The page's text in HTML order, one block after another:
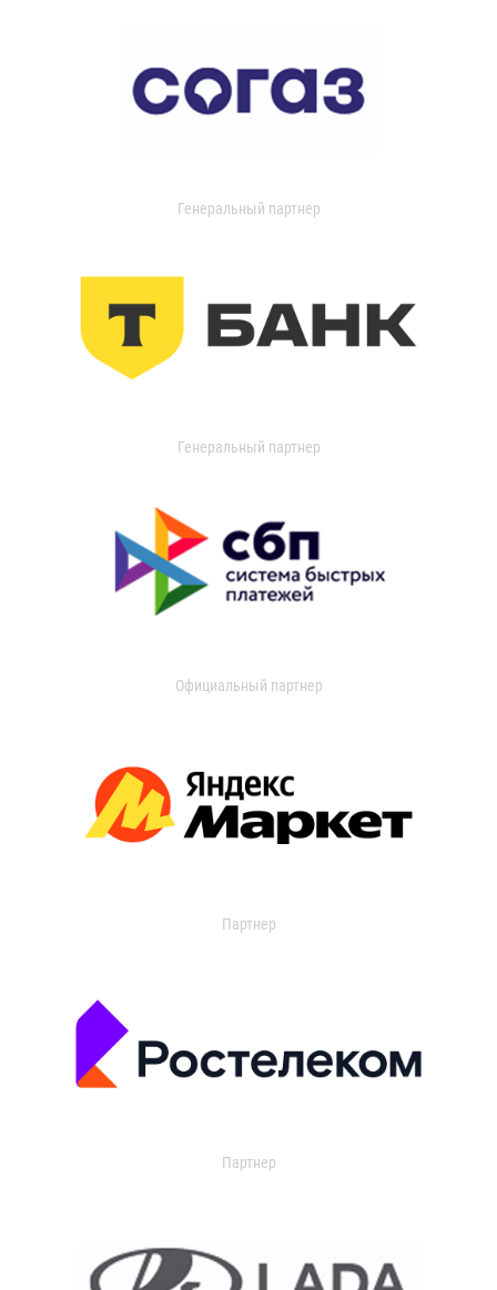
Генеральный партнер
Генеральный партнер
Официальный партнер
Партнер
Партнер